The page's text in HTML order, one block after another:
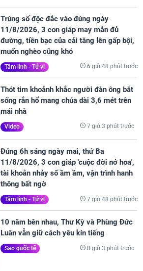
Trúng số độc đắc vào đúng ngày
11/8/2026, 3 con giáp may mắn đủ
đường, tiền bạc của cải tăng lên gấp bội,
muốn nghèo cũng khó
Tâm linh - Tử vi 6 giờ 48 phút trước
Thót tim khoảnh khắc người đàn ông bắt
sống rắn hổ mang chúa dài 3,6 mét trên
mái nhà
Video 7 giờ 3 phút trước
Đúng 6h sáng ngày mai, thứ Ba
11/8/2026, 3 con giáp 'cuộc đời nở hoa',
tài khoản nhảy số ầm ầm, vận trình hanh
thông bất ngờ
Tâm linh - Tử vi 7 giờ 48 phút trước
10 năm bên nhau, Thư Kỳ và Phùng Đức
Luân vẫn giữ cách yêu kín tiếng
Sao quốc tế 8 giờ 3 phút trước